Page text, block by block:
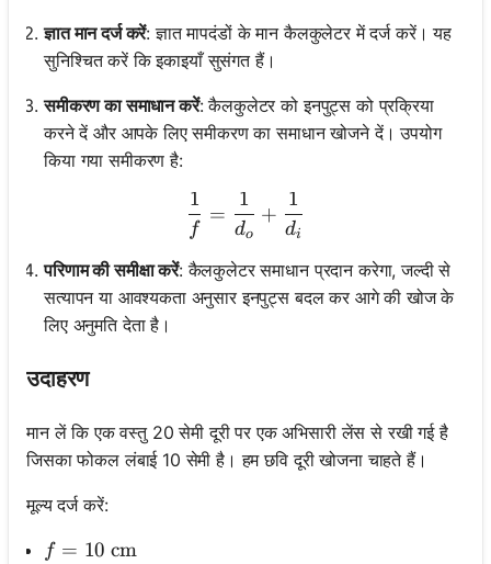
ज्ञात मान दर्ज करें: ज्ञात मापदंडों के मान कैलकुलेटर में दर्ज करें। यह
सुनिश्चित करें कि इकाइयाँ सुसंगत हैं।
समीकरण का समाधान करें: कैलकुलेटर को इनपुट्स को प्रक्रिया
करने दें और आपके लिए समीकरण का समाधान खोजने दें। उपयोग
किया गया समीकरण है:
\frac{1}{f} =
f
1
=
do
1
+
di
1
परिणाम की समीक्षा करें: कैलकुलेटर समाधान प्रदान करेगा, जल्दी से
सत्यापन या आवश्यकता अनुसार इनपुट्स बदल कर आगे की खोज के
लिए अनुमति देता है।
उदाहरण
मान लें कि एक वस्तु 20 सेमी दूरी पर एक अभिसारी लेंस से रखी गई है
जिसका फोकल लंबाई 10 सेमी है। हम छवि दूरी खोजना चाहते हैं।
मूल्य दर्ज करें:
f = 10 \text{ cm}
f = 10 cm